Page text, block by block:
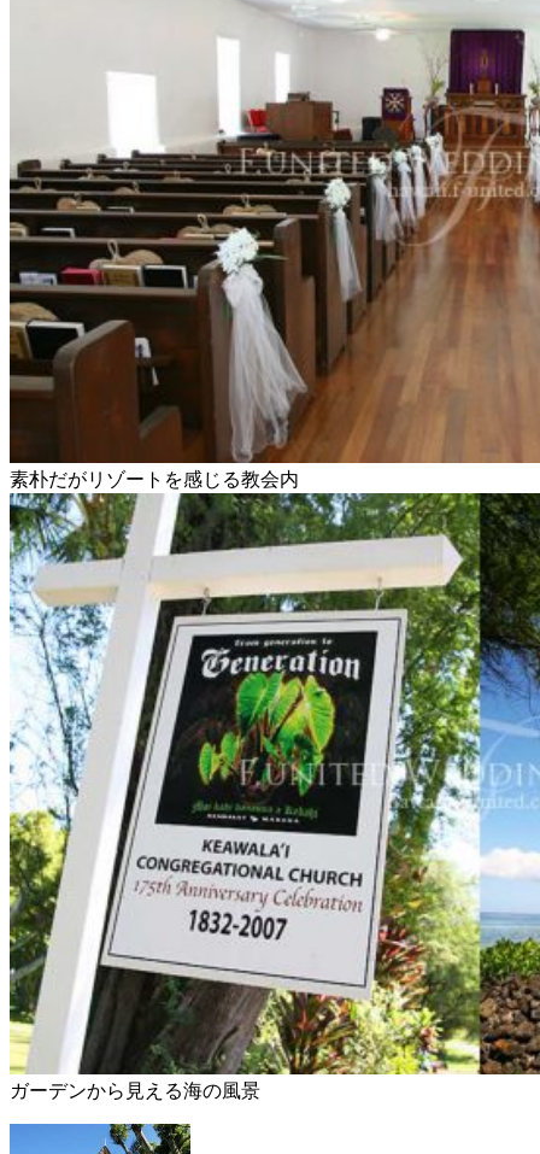
素朴だがリゾートを感じる教会内
ガーデンから見える海の風景